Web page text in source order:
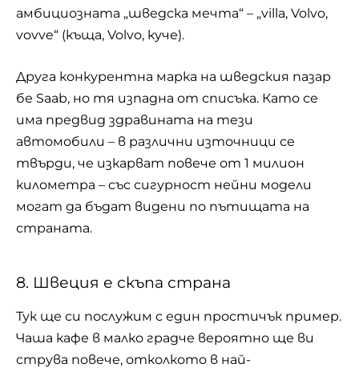
амбициозната „шведска мечта“ – „villa, Volvo,
vovve“ (къща, Volvo, куче).
Друга конкурентна марка на шведския пазар
бе Saab, но тя изпадна от списъка. Като се
има предвид здравината на тези
автомобили – в различни източници се
твърди, че изкарват повече от 1 милион
километра – със сигурност нейни модели
могат да бъдат видени по пътищата на
страната.
8. Швеция е скъпа страна
Тук ще си послужим с един простичък пример.
Чаша кафе в малко градче вероятно ще ви
струва повече, отколкото в най-